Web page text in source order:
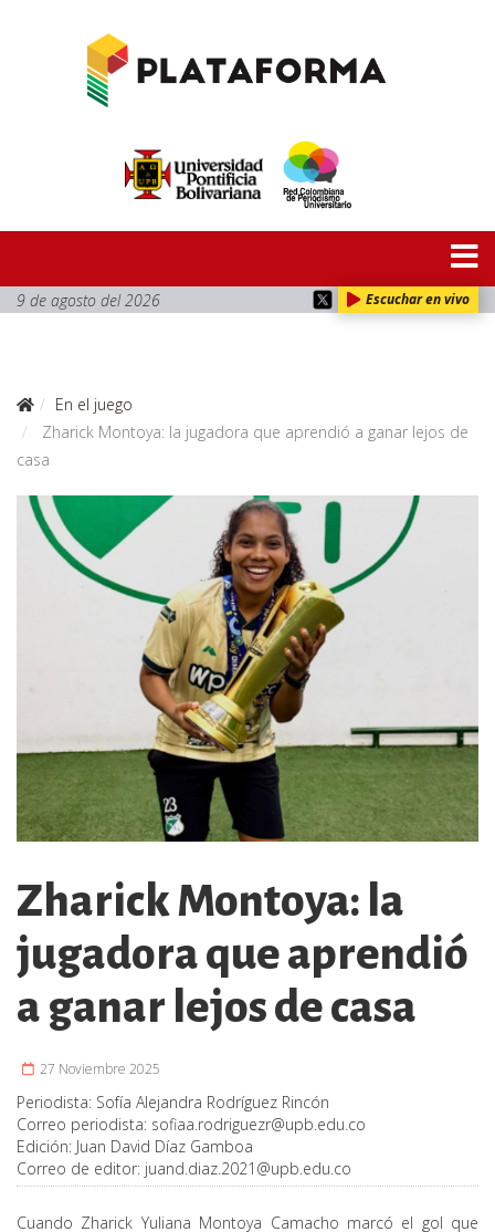
9 de agosto del 2026 Escuchar en vivo
En el juego
Zharick Montoya: la jugadora que aprendió a ganar lejos de
casa
Zharick Montoya: la
jugadora que aprendió
a ganar lejos de casa
27 Noviembre 2025
Periodista: Sofía Alejandra Rodríguez Rincón
Correo periodista: sofiaa.rodriguezr@upb.edu.co
Edición: Juan David Díaz Gamboa
Correo de editor: juand.diaz.2021@upb.edu.co
Cuando Zharick Yuliana Montoya Camacho marcó el gol que